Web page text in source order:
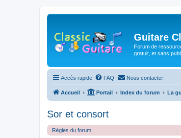
Guitare
Forum de
gratuit, et sans
Accès rapide FAQ Nous contacter
Accueil Portail Index du forum La
Sor et consort
Règles du forum